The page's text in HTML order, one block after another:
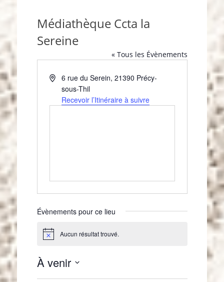
Médiathèque Ccta la
Sereine
« Tous les Évènements
A
6 rue du Serein,21390 Précy-
sous-Thil
Recevoir l’Itinéraire à suivre
Évènements pour ce lieu
N
i
c
e
Aucun résultat trouvé.
À venir